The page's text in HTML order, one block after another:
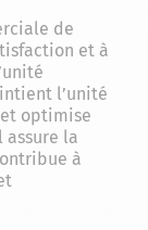
de
et à
l’unité
optimise
assure la
à